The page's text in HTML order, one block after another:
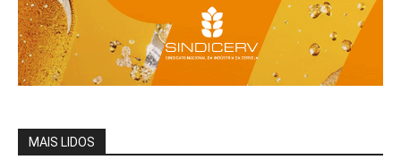
MAIS LIDOS